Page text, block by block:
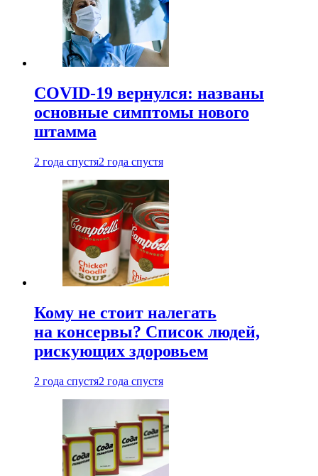
COVID-19 вернулся: названы
основные симптомы нового
штамма
2 года спустя2 года спустя
Кому не стоит налегать
на консервы? Список людей,
рискующих здоровьем
2 года спустя2 года спустя